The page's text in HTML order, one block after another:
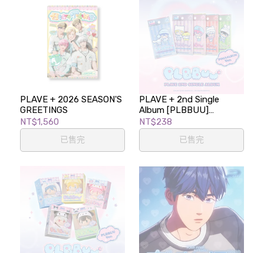
PLAVE + 2026 SEASON'S
GREETINGS
NT$1,560
已售完
PLAVE + 2nd Single
Album [PLBBUU]
(POCAALBUM Ver.)
NT$238
已售完